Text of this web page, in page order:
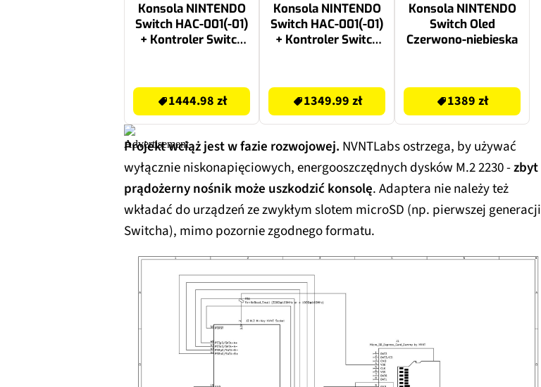
Konsola NINTENDO
Switch HAC-001(-01)
+ Kontroler Switch
NINTENDO SWITCH
1444.98 zł
Konsola NINTENDO
Switch HAC-001(-01)
+ Kontroler Switch
1349.99 zł
Konsola NINTENDO
Switch Oled
Czerwono-niebieska
1389 zł
Projekt wciąż jest w fazie rozwojowej. NVNTLabs ostrzega, by używać
wyłącznie niskonapięciowych, energooszczędnych dysków M.2 2230 -zbyt
prądożerny nośnik może uszkodzić konsolę. Adaptera nie należy też
wkładać do urządzeń ze zwykłym slotem microSD (np. pierwszej generacji
Switcha), mimo pozornie zgodnego formatu.